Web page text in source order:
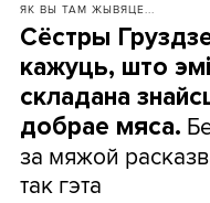
ЯК ВЫ ТАМ ЖЫВЯЦЕ...
Сёстры
кажуць, што
складана
добрае мяса.
за мяжой
так гэта